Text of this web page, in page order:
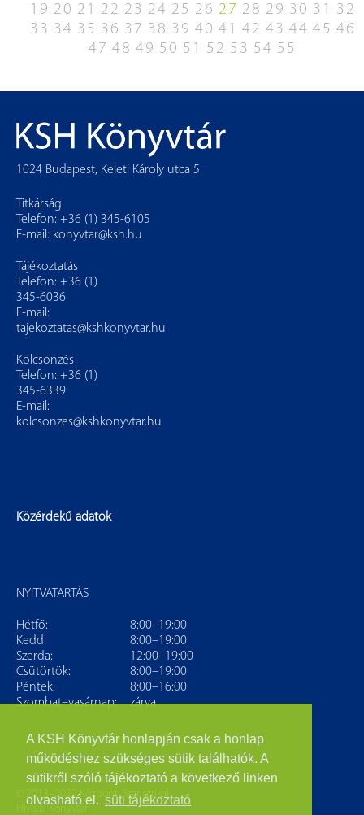
A KSH Könyvtár honlapján csak a honlap
működéshez szükséges sütik találhatók. A
sütikről szóló tájékoztató a következő linken
olvasható el. süti tájékoztató
19 20 21 22 23 24 25 26 27 28 29 30 31 32
33 34 35 36 37 38 39 40 41 42 43 44 45 46
47 48 49 50 51 52 53 54 55
1024 Budapest, Keleti Károly utca 5.
Titkárság
Telefon: +36 (1) 345-6105
E-mail: konyvtar@ksh.hu
Tájékoztatás
Telefon: +36 (1)
345-6036
E-mail:
tajekoztatas@kshkonyvtar.hu
Kölcsönzés
Telefon: +36 (1)
345-6339
E-mail:
kolcsonzes@kshkonyvtar.hu
Közérdekű adatok
NYITVATARTÁS
Hétfő:
8:00–19:00
Kedd:
8:00–19:00
Szerda:
12:00–19:00
Csütörtök:
8:00–19:00
Péntek:
8:00–16:00
Szombat–vasárnap:
zárva
© 2013–2022 Központi Statisztikai